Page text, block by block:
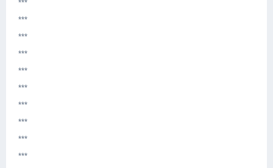
***
***
***
***
***
***
***
***
***
***